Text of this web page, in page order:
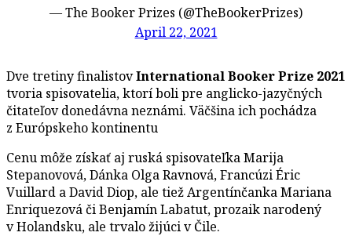
— The Booker Prizes (@TheBookerPrizes)
April 22, 2021
Dve tretiny finalistovInternational Booker Prize 2021
tvoria spisovatelia, ktorí boli pre anglicko-jazyčných
čitateľov donedávna neznámi. Väčšina ich pochádza
z Európskeho kontinentu
Cenu môže získať aj ruská spisovateľka Marija
Stepanovová, Dánka Olga Ravnová, Francúzi Éric
Vuillard a David Diop, ale tiež Argentínčanka Mariana
Enriquezová či Benjamín Labatut, prozaik narodený
v Holandsku, ale trvalo žijúci v Čile.